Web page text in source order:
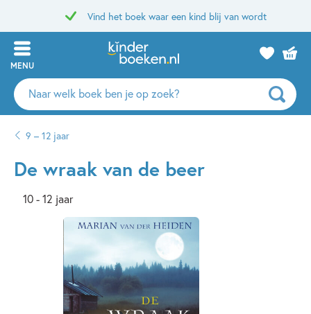
Vind het boek waar een kind blij van wordt
MENU
Zoeken
naar
auteurs
uitgevers
9 – 12 jaar
De wraak van de beer
10 - 12 jaar